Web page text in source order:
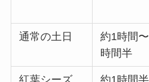
通常の土日
約1時間
時間半
紅葉シーズ
約1時間